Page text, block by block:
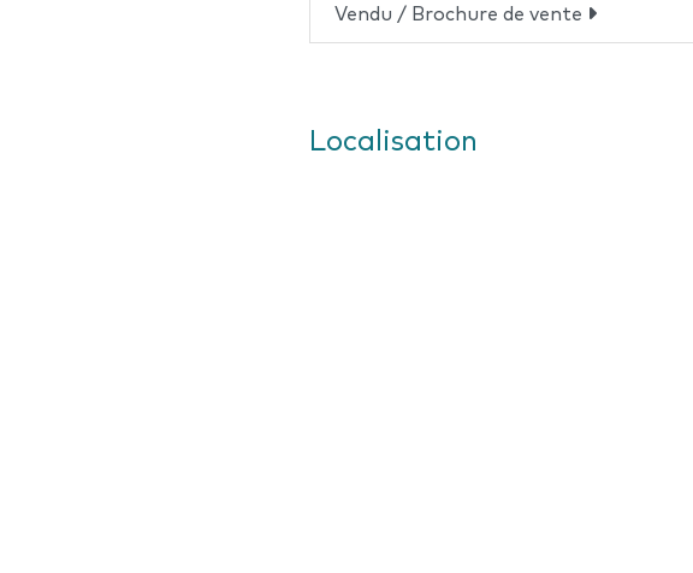
Vendu / Brochure de vente
Localisation